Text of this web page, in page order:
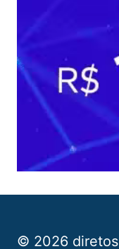
© 2026 diretos